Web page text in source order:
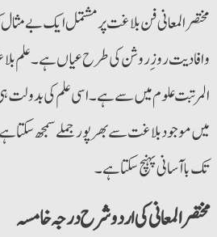
مختصرالمعانی فن بلاغت پر مشتمل ایک بے
وافادیت روز ِروشن کی طرح عیاں ہے۔ علم
المرتبت علوم میں سے ہے۔ اسی علم کی بدولت
میں موجود بلاغت سے بھرپور جملے سمجھ سکتا
تک با آسانی پہنچ سکتا ہے۔
مختصر المعانی کی اردو شرح درجہ خامسہ